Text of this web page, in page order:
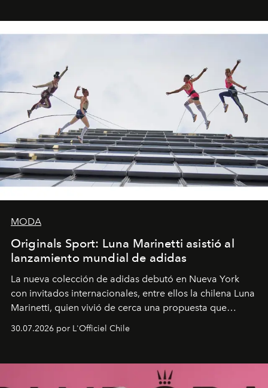
MODA
Originals Sport: Luna Marinetti asistió al
lanzamiento mundial de adidas
La nueva colección de adidas debutó en Nueva York
con invitados internacionales, entre ellos la chilena Luna
Marinetti, quien vivió de cerca una propuesta que
fusiona moda y rendimiento.
30.07.2026 por L'Officiel Chile